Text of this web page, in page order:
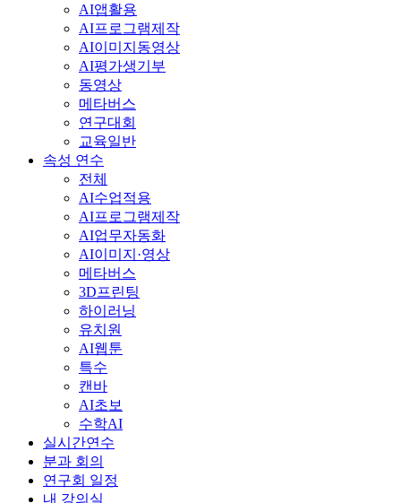
AI앱활용
AI프로그램제작
AI이미지동영상
AI평가생기부
동영상
메타버스
연구대회
교육일반
속성 연수
전체
AI수업적용
AI프로그램제작
AI업무자동화
AI이미지·영상
메타버스
3D프린팅
하이러닝
유치원
AI웹툰
특수
캔바
AI초보
수학AI
실시간연수
분과 회의
연구회 일정
내 강의실